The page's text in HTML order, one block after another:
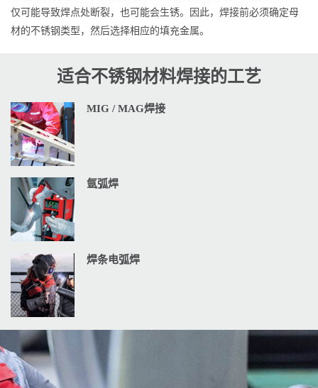
仅可能导致焊点处断裂，也可能会生锈。因此，焊接前必须确定母
材的不锈钢类型，然后选择相应的填充金属。
适合不锈钢材料焊接的工艺
MIG / MAG焊接
氩弧焊
焊条电弧焊